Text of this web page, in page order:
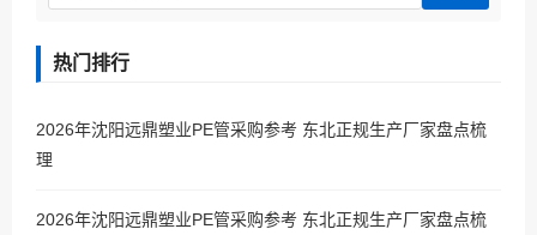
热门排行
2026年沈阳远鼎塑业PE管采购参考 东北正规生产厂家盘点梳
理
2026年沈阳远鼎塑业PE管采购参考 东北正规生产厂家盘点梳